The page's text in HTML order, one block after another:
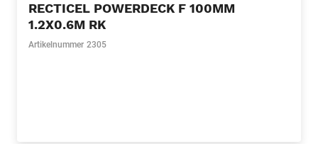
RECTICEL POWERDECK F 100MM
1.2X0.6M RK
Artikelnummer 2305